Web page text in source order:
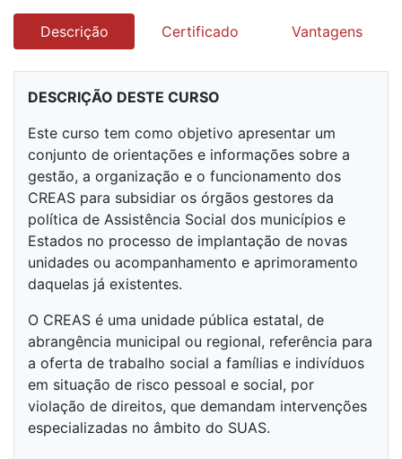
Descrição Certificado Vantagens
DESCRIÇÃO DESTE CURSO
Este curso tem como objetivo apresentar um
conjunto de orientações e informações sobre a
gestão, a organização e o funcionamento dos
CREAS para subsidiar os órgãos gestores da
política de Assistência Social dos municípios e
Estados no processo de implantação de novas
unidades ou acompanhamento e aprimoramento
daquelas já existentes.
O CREAS é uma unidade pública estatal, de
abrangência municipal ou regional, referência para
a oferta de trabalho social a famílias e indivíduos
em situação de risco pessoal e social, por
violação de direitos, que demandam intervenções
especializadas no âmbito do SUAS.